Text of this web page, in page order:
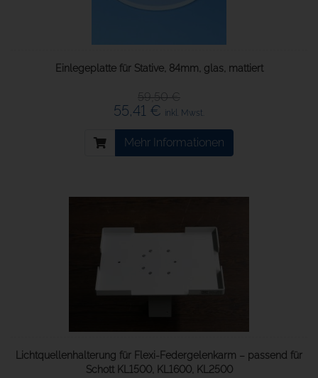
Einlegeplatte für Stative, 84mm, glas, mattiert
59,50 €
55,41 € inkl. Mwst.
Mehr Informationen
Lichtquellenhalterung für Flexi-Federgelenkarm – passend für
Schott KL1500, KL1600, KL2500